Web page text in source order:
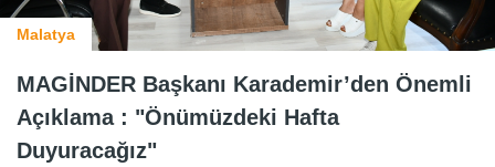
Malatya
MAGİNDER Başkanı Karademir’den Önemli
Açıklama : "Önümüzdeki Hafta
Duyuracağız"